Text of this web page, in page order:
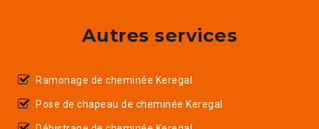
Autres services
Ramonage de cheminée Keregal
Pose de chapeau de cheminée Keregal